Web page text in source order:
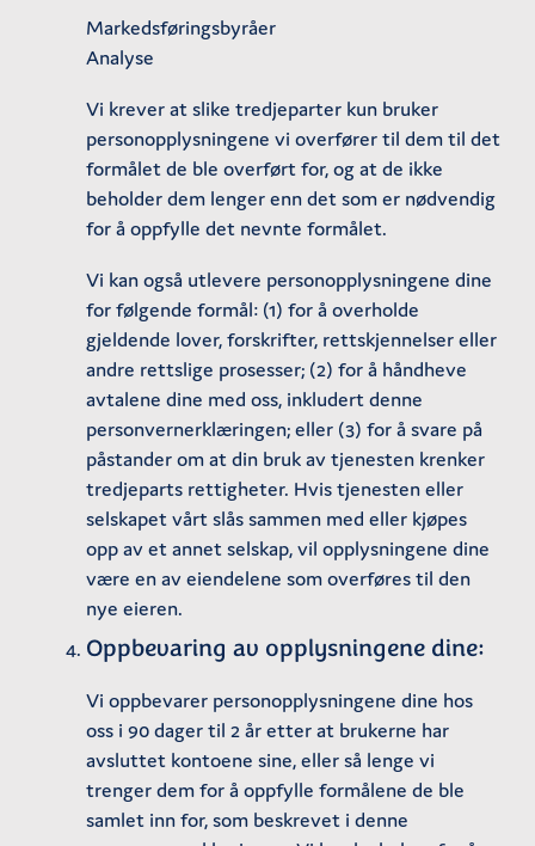
Markedsføringsbyråer
Analyse
Vi krever at slike tredjeparter kun bruker
personopplysningene vi overfører til dem til det
formålet de ble overført for, og at de ikke
beholder dem lenger enn det som er nødvendig
for å oppfylle det nevnte formålet.
Vi kan også utlevere personopplysningene dine
for følgende formål: (1) for å overholde
gjeldende lover, forskrifter, rettskjennelser eller
andre rettslige prosesser; (2) for å håndheve
avtalene dine med oss, inkludert denne
personvernerklæringen; eller (3) for å svare på
påstander om at din bruk av tjenesten krenker
tredjeparts rettigheter. Hvis tjenesten eller
selskapet vårt slås sammen med eller kjøpes
opp av et annet selskap, vil opplysningene dine
være en av eiendelene som overføres til den
nye eieren.
Oppbevaring av opplysningene dine:
Vi oppbevarer personopplysningene dine hos
oss i 90 dager til 2 år etter at brukerne har
avsluttet kontoene sine, eller så lenge vi
trenger dem for å oppfylle formålene de ble
samlet inn for, som beskrevet i denne